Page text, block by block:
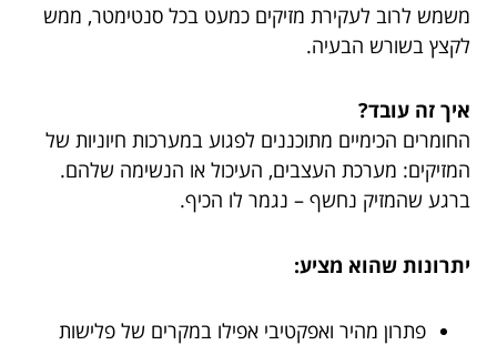
משמש לרוב לעקירת מזיקים כמעט בכל סנטימטר, ממש
לקצץ בשורש הבעיה.
איך זה עובד?
החומרים הכימיים מתוכננים לפגוע במערכות חיוניות של
המזיקים: מערכת העצבים, העיכול או הנשימה שלהם.
ברגע שהמזיק נחשף – נגמר לו הכיף.
יתרונות שהוא מציע:
פתרון מהיר ואפקטיבי אפילו במקרים של פלישות